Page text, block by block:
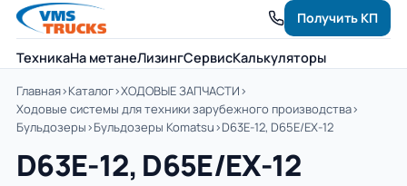
ТехникаНа метанеЛизингСервисКалькуляторы
Получить КП
Главная›Каталог›ХОДОВЫЕ ЗАПЧАСТИ›
Ходовые системы для техники зарубежного производства›
Бульдозеры›Бульдозеры Komatsu›D63Е-12, D65E/EX-12
D63Е-12, D65E/EX-12